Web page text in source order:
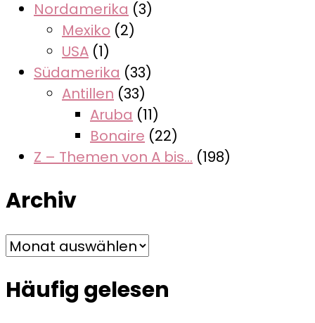
Nordamerika (3)
Mexiko (2)
USA (1)
Südamerika (33)
Antillen (33)
Aruba (11)
Bonaire (22)
Z – Themen von A bis… (198)
Archiv
Archiv
Häufig gelesen